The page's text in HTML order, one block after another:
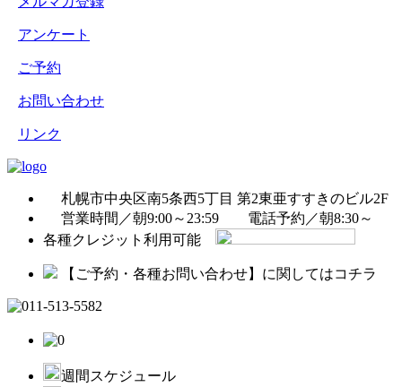
アンケート
ご予約
お問い合わせ
リンク
札幌市中央区南5条西5丁目 第2東亜すすきのビル2F
営業時間／朝9:00～23:59
電話予約／朝8:30～
各種クレジット利用可能
【ご予約・各種お問い合わせ】に関してはコチラ
週間スケジュール